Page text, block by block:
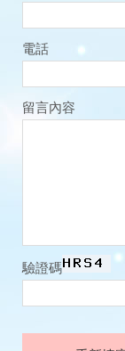
電話
留言內容
驗證碼